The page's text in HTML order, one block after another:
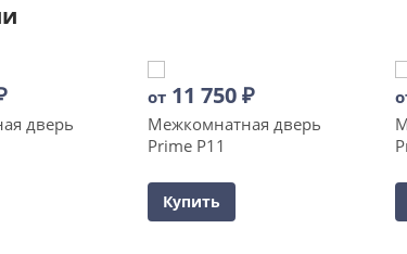
дверь
от 11 750₽
Межкомнатная дверь
Prime P11
Купить